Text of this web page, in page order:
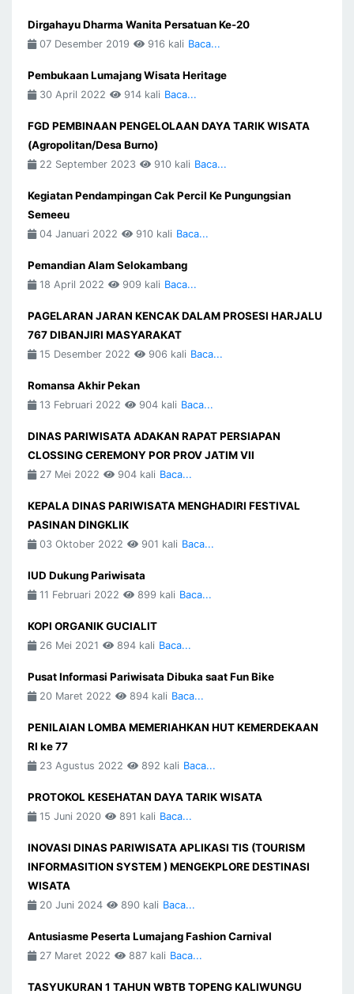
Dirgahayu Dharma Wanita Persatuan Ke-20
07 Desember 2019 916 kali Baca...
Pembukaan Lumajang Wisata Heritage
30 April 2022 914 kali Baca...
FGD PEMBINAAN PENGELOLAAN DAYA TARIK WISATA
(Agropolitan/Desa Burno)
22 September 2023 910 kali Baca...
Kegiatan Pendampingan Cak Percil Ke Pungungsian
Semeeu
04 Januari 2022 910 kali Baca...
Pemandian Alam Selokambang
18 April 2022 909 kali Baca...
PAGELARAN JARAN KENCAK DALAM PROSESI HARJALU
767 DIBANJIRI MASYARAKAT
15 Desember 2022 906 kali Baca...
Romansa Akhir Pekan
13 Februari 2022 904 kali Baca...
DINAS PARIWISATA ADAKAN RAPAT PERSIAPAN
CLOSSING CEREMONY POR PROV JATIM VII
27 Mei 2022 904 kali Baca...
KEPALA DINAS PARIWISATA MENGHADIRI FESTIVAL
PASINAN DINGKLIK
03 Oktober 2022 901 kali Baca...
IUD Dukung Pariwisata
11 Februari 2022 899 kali Baca...
KOPI ORGANIK GUCIALIT
26 Mei 2021 894 kali Baca...
Pusat Informasi Pariwisata Dibuka saat Fun Bike
20 Maret 2022 894 kali Baca...
PENILAIAN LOMBA MEMERIAHKAN HUT KEMERDEKAAN
RI ke 77
23 Agustus 2022 892 kali Baca...
PROTOKOL KESEHATAN DAYA TARIK WISATA
15 Juni 2020 891 kali Baca...
INOVASI DINAS PARIWISATA APLIKASI TIS (TOURISM
INFORMASITION SYSTEM ) MENGEKPLORE DESTINASI
WISATA
20 Juni 2024 890 kali Baca...
Antusiasme Peserta Lumajang Fashion Carnival
27 Maret 2022 887 kali Baca...
TASYUKURAN 1 TAHUN WBTB TOPENG KALIWUNGU